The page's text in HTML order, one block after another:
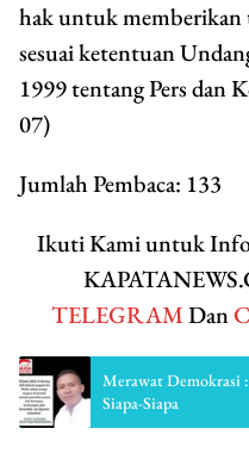
hak untuk memberikan
sesuai ketentuan
1999 tentang Pers dan
07)
Jumlah Pembaca: 133
Ikuti Kami untuk
TELEGRAMDan
Merawat
Siapa-Siapa